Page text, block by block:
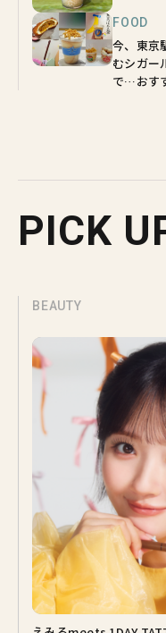
FOOD
今、東京
むシガー
で…おす
PICK
BEAUTY